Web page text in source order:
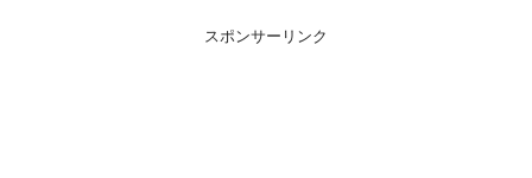
スポンサーリンク